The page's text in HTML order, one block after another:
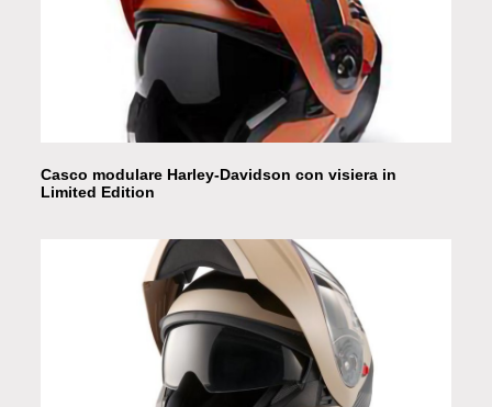
Casco modulare Harley-Davidson con visiera in
Limited Edition